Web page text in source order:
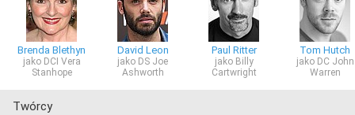
Brenda Blethyn
jako DCI Vera
Stanhope
David Leon
jako DS Joe
Ashworth
Paul Ritter
jako Billy
Cartwright
Tom Hutch
jako DC John
Warren
Twórcy